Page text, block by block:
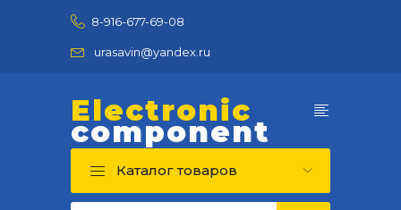
8-916-677-69-08
urasavin@yandex.ru
Electronic
component
Каталог товаров